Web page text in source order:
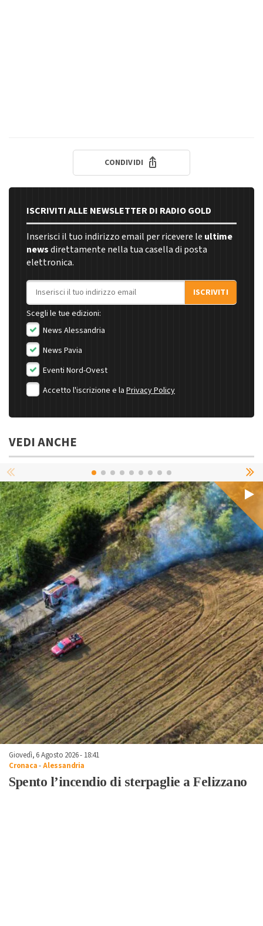
CONDIVIDI
ISCRIVITI ALLE NEWSLETTER DI RADIO GOLD
Inserisci il tuo indirizzo email per ricevere le ultime
newsdirettamente nella tua casella di posta
elettronica.
Indirizzo email
ISCRIVITI
Scegli le tue edizioni:
News Alessandria
News Pavia
Eventi Nord-Ovest
Accetto l'iscrizione e la Privacy Policy
VEDI ANCHE
Giovedì, 6 Agosto 2026 - 18:41
Cronaca-Alessandria
Spento l’incendio di sterpaglie a Felizzano